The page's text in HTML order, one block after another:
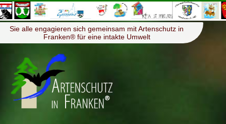
Menü ≡
Sie alle engagieren sich gemeinsam mit Artenschutz in
Franken® für eine intakte Umwelt